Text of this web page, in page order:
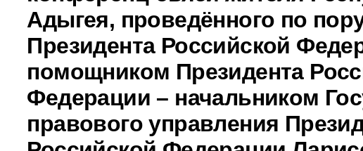
Адыгея, проведённого по
Президента Российской
помощником Президента
Федерации – начальником
правового управления